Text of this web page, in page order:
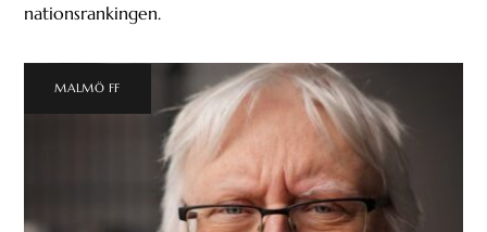
nationsrankingen.
MALMÖ FF